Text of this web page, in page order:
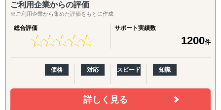
また、バングラデシュで日本語学校を運営しており、来日
前から日本語力や就業意識を育成した人材のご提案にも取
り組んでいます。
うな支援を、状況に合わせて丁寧に行っています。
・在留資格に関する確認
ご利用企業からの評価
※ご利用企業から集めた評価をもとに作成
総合評価
★★★★★
★★★★★
サポート実績数
1200件
価格 対応 スピード 知識
詳しく見る